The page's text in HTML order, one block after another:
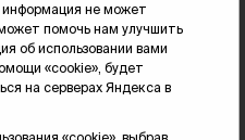
«Вслух.ру»
не может
помочь нам улучшить
об использовании вами
«cookie», будет
на серверах Яндекса в